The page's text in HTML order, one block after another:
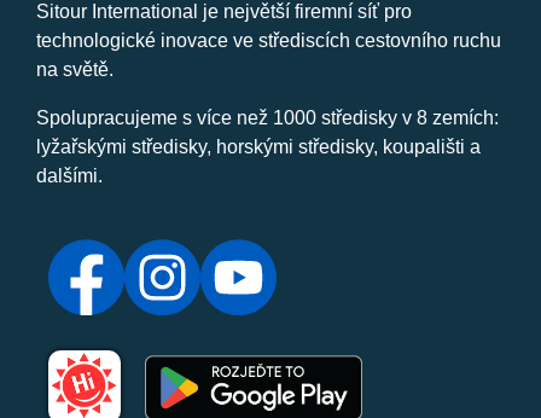
Sitour International je největší firemní síť pro
technologické inovace ve střediscích cestovního ruchu
na světě.
Spolupracujeme s více než 1000 středisky v 8 zemích:
lyžařskými středisky, horskými středisky, koupališti a
dalšími.